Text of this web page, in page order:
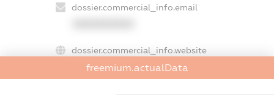
dossier.commercial_info.email
dossier.commercial_info.website
XXXXXXXXXX
freemium.actualData